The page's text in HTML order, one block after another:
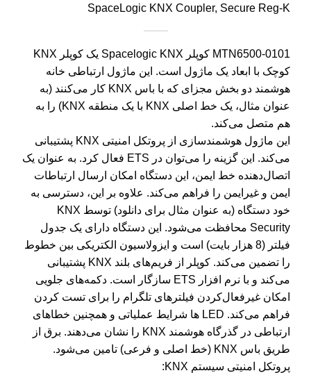
SpaceLogic KNX Coupler, Secure Reg-K
MTN6500-0101 کوپلر Spacelogic KNX یک کوپلر KNX
کوچک با ابعاد یک ماژول است. این ماژول ارتباطی خانه
هوشمند دو بخش مجزای که با باس KNX کار می‌کنند (به
عنوان مثال، یک خط اصلی KNX با یک منطقه KNX) را به
هم متصل می‌کند.
این ماژول هوشمندسازی از پروتکل امنیتی KNX پشتیبانی
می‌کند. این گزینه را می‌توان در ETS فعال کرد. به عنوان یک
اتصال‌دهنده خط ایمن، این دستگاه امکان ارسال ارتباطات
ایمن و غیر‌ایمن را فراهم می‌کند. علاوه بر این، دسترسی به
خود دستگاه (به عنوان مثال برای دانلود) توسط KNX
Security محافظت می‌شود. این دستگاه دارای یک جدول
فیلتر (8 هزار بایت) است و ایزولاسیون الکتریکی بین خطوط
را تضمین می‌کند. کوپلر از فریم‌های بلند KNX پشتیبانی
می‌کند و با نرم افزار ETS سازگار است. دکمه‌های جلویی
امکان غیرفعال‌کردن فیلترهای تلگرام را برای تست کردن
فراهم می‌کند. LED ها شرایط عملیاتی و همچنین خطاهای
ارتباطی در گذرگاه هوشمند KNX را نشان می‌دهند. برق از
طریق باس KNX (خط اصلی و فرعی) تامین می‌شود.
پروتکل امنیتی سیستم KNX: